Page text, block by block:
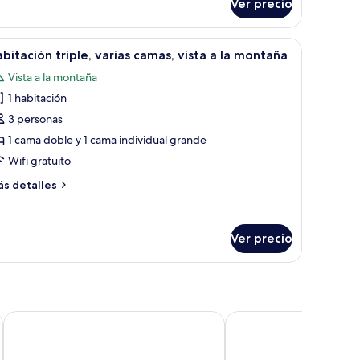
Ver precio
florales con forma de corazón sobre los almohadones y la colcha.
Habitación de hotel con dos camas, una
8 triple, varias camas, vista a la montaña
Vista a la montaña
1 habitación
3 personas
1 cama doble y 1 cama individual grande
Wifi gratuito
detalles
Ver precio
Hôtel al Mandari Riad las Mil y una